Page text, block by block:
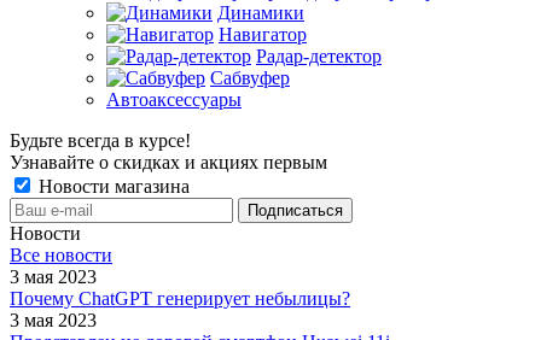
Динамики
Навигатор
Радар-детектор
Сабвуфер
Автоаксессуары
Будьте всегда в курсе!
Узнавайте о скидках и акциях первым
Новости магазина
Новости
Все новости
3 мая 2023
Почему ChatGPT генерирует небылицы?
3 мая 2023